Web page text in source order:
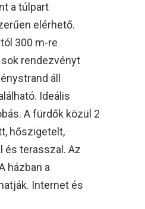
a túlpart
elérhető.
300 m-re
rendezvényt
áll
Ideális
A fürdők közül 2
hőszigetelt,
és terasszal. Az
házban a
Internet és